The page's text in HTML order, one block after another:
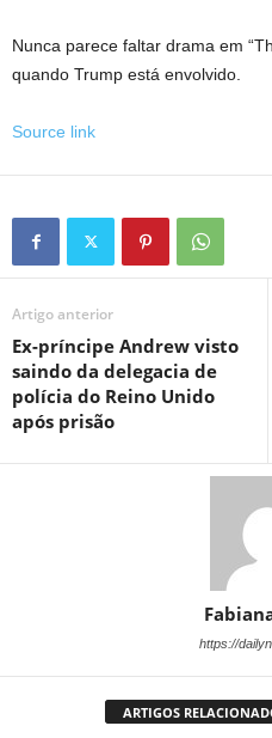
Nunca parece faltar drama em
quando Trump está envolvido.
Source link
Artigo anterior
Ex-príncipe Andrew visto
saindo da delegacia de
polícia do Reino Unido
após prisão
https://
ARTIGOS